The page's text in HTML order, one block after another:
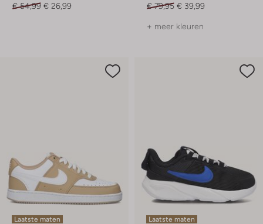
€ 54,99 € 26,99
€ 79,95 € 39,99
+ meer kleuren
Laatste maten
Laatste maten